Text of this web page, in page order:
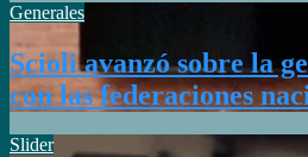
Generales
Scioli avanzó sobre la
con las federaciones
Slider